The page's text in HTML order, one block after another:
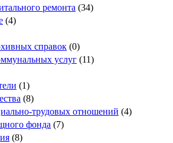
ремонта (34)
(4)
справок (0)
услуг (11)
(1)
(8)
трудовых отношений (4)
фонда (7)
(8)